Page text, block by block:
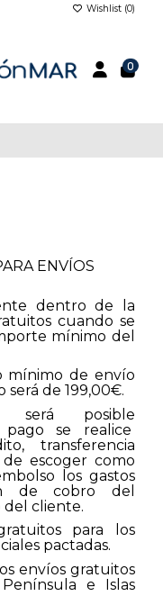
Wishlist (0)
0
ENVÍOS
dentro de la
cuando se
mínimo del
mínimo de envío
de 199,00€.
será posible
pagose realice
transferencia
escoger como
los gastos
de cobro del
del cliente.
para los
pactadas.
envíos gratuitos
e Islas